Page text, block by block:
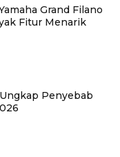
Grand Filano
Fitur Menarik
Penyebab